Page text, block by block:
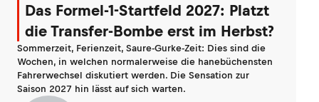
Das Formel-1-Startfeld 2027: Platzt
die Transfer-Bombe erst im Herbst?
Sommerzeit, Ferienzeit, Saure-Gurke-Zeit: Dies sind die
Wochen, in welchen normalerweise die hanebüchensten
Fahrerwechsel diskutiert werden. Die Sensation zur
Saison 2027 hin lässt auf sich warten.